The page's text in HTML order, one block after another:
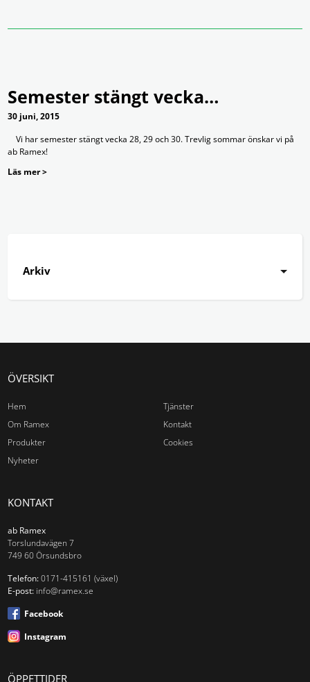
Semester stängt vecka…
30 juni, 2015
Vi har semester stängt vecka 28, 29 och 30. Trevlig sommar önskar vi på
ab Ramex!
Läs mer >
Arkiv
ÖVERSIKT
Hem
Om Ramex
Produkter
Nyheter
Tjänster
Kontakt
Cookies
KONTAKT
ab Ramex
Torslundavägen 7
749 60 Örsundsbro
Telefon: 0171-415161 (växel)
E-post: info@ramex.se
Facebook
Instagram
ÖPPETTIDER